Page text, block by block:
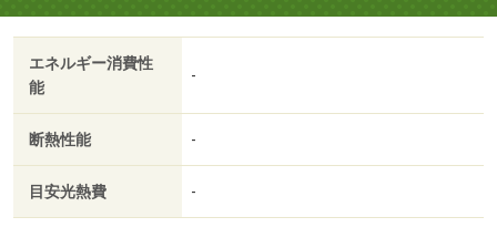
エネルギー消費性
能
-
断熱性能 -
目安光熱費 -